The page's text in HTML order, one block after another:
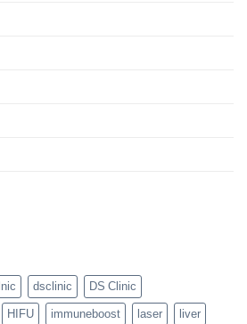
dsclinic
DS Clinic
HIFU immuneboost laser
liver